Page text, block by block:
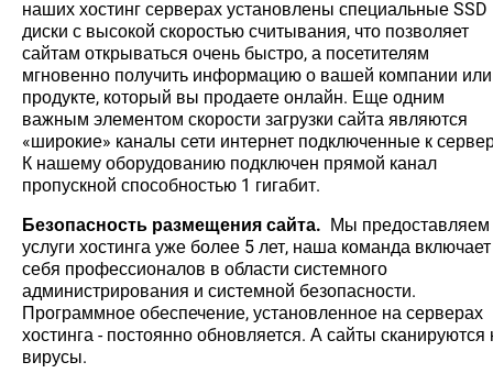
наших хостинг серверах установлены специальные SSD
диски с высокой скоростью считывания, что позволяет
сайтам открываться очень быстро, а посетителям
мгновенно получить информацию о вашей компании или
продукте, который вы продаете онлайн. Еще одним
важным элементом скорости загрузки сайта являются
«широкие» каналы сети интернет подключенные к
К нашему оборудованию подключен прямой канал
пропускной способностью 1 гигабит.
Безопасность размещения сайта. Мы предоставляем
услуги хостинга уже более 5 лет, наша команда
себя профессионалов в области системного
администрирования и системной безопасности.
Программное обеспечение, установленное на серверах
хостинга - постоянно обновляется. А сайты сканируются
вирусы.